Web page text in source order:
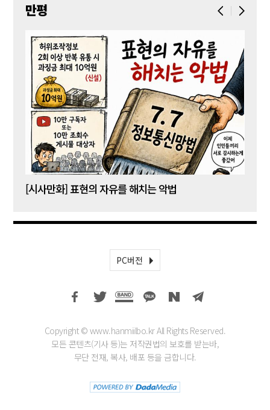
만평
[시사만화] 표현의 자유를 해치는 악법
PC버전
Copyright © www.hanmiilbo.kr All Rights Reserved.
모든 콘텐츠(기사 등)는 저작권법의 보호를 받는바,
무단 전재, 복사, 배포 등을 금합니다.